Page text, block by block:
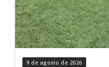
9 de agosto de 2026